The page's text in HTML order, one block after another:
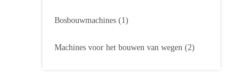
Bosbouwmachines (1)
Machines voor het bouwen van wegen (2)